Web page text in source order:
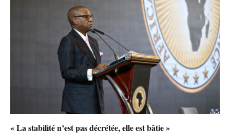
« La stabilité n’est pas décrétée, elle est bâtie »